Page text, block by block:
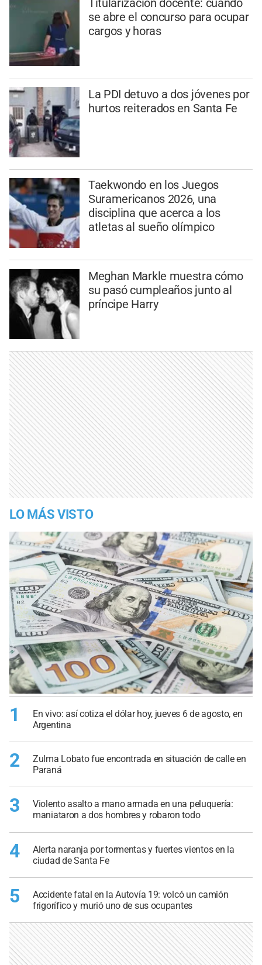
Titularización docente: cuándo
se abre el concurso para ocupar
cargos y horas
La PDI detuvo a dos jóvenes por
hurtos reiterados en Santa Fe
Taekwondo en los Juegos
Suramericanos 2026, una
disciplina que acerca a los
atletas al sueño olímpico
Meghan Markle muestra cómo
su pasó cumpleaños junto al
príncipe Harry
LO MÁS VISTO
1
En vivo: así cotiza el dólar hoy, jueves 6 de agosto, en
Argentina
2
Zulma Lobato fue encontrada en situación de calle en
Paraná
3
Violento asalto a mano armada en una peluquería:
maniataron a dos hombres y robaron todo
4
Alerta naranja por tormentas y fuertes vientos en la
ciudad de Santa Fe
5
Accidente fatal en la Autovía 19: volcó un camión
frigorífico y murió uno de sus ocupantes